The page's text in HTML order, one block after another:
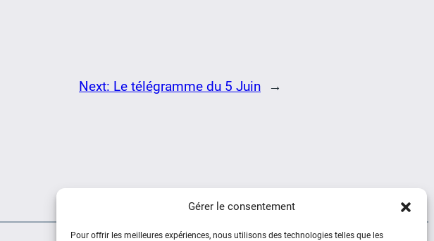
Gérer le consentement
Pour offrir les meilleures expériences, nous utilisons des technologies telles que les
Next: Le télégramme du 5 Juin →